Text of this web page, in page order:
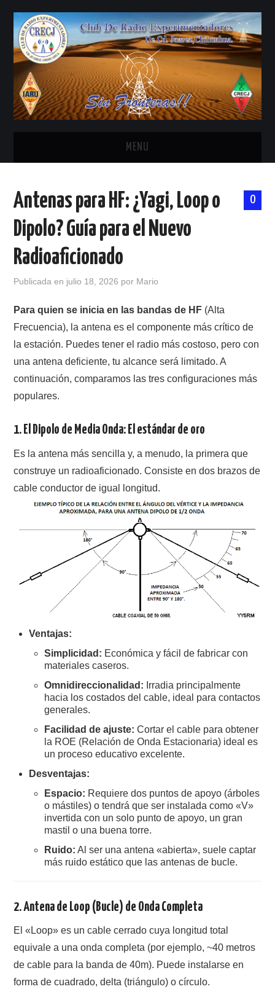
MENU
ANTENAS Y ACCESORIOS
AREDN
CONTACTO
HISTORIA DE LA RADIO
IMÁGENES CRECJ
LA PULGA MERCANTE
LITERATURA DE LA RADIO
MIEMBROS ORIGINALES
MODOS DIGITALES
NUESTRAS ACTIVIDADES !
PATROCINADORES
RADIOAFICIONADOS EN MEXICO
PROMOCIÓN DE LA RADIO AFICIÓN
PROPAGACIÓN
SALÓN DE LA FAMA DEL CRECJ
SOLICITUD DE INGRESO
SOTA Y POTA
W5WIN
WAVELOG
AUTENTIFICACIÓN DE MIEMBROS DEL
CRECJ
MUMLA APP ( MUY FÁCIL )
0
Antenas para HF: ¿Yagi, Loop o
Dipolo? Guía para el Nuevo
Radioaficionado
Publicada en julio 18, 2026 por Mario
Para quien se inicia en las bandas de HF (Alta
Frecuencia), la antena es el componente más crítico de
la estación. Puedes tener el radio más costoso, pero con
una antena deficiente, tu alcance será limitado. A
continuación, comparamos las tres configuraciones más
populares.
1. El Dipolo de Media Onda: El estándar de oro
Es la antena más sencilla y, a menudo, la primera que
construye un radioaficionado. Consiste en dos brazos de
cable conductor de igual longitud.
Ventajas:
Simplicidad: Económica y fácil de fabricar con
materiales caseros.
Omnidireccionalidad: Irradia principalmente
hacia los costados del cable, ideal para contactos
generales.
Facilidad de ajuste: Cortar el cable para obtener
la ROE (Relación de Onda Estacionaria) ideal es
un proceso educativo excelente.
Desventajas:
Espacio: Requiere dos puntos de apoyo (árboles
o mástiles) o tendrá que ser instalada como «V»
invertida con un solo punto de apoyo, un gran
mastil o una buena torre.
Ruido: Al ser una antena «abierta», suele captar
más ruido estático que las antenas de bucle.
2. Antena de Loop (Bucle) de Onda Completa
El «Loop» es un cable cerrado cuya longitud total
equivale a una onda completa (por ejemplo, ~40 metros
de cable para la banda de 40m). Puede instalarse en
forma de cuadrado, delta (triángulo) o círculo.